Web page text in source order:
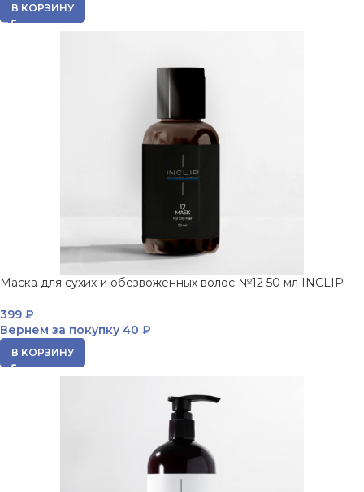
В КОРЗИНУ
Маска для сухих и обезвоженных волос №12 50 мл INCLIP
399 ₽
Вернем за покупку 40 ₽
В КОРЗИНУ